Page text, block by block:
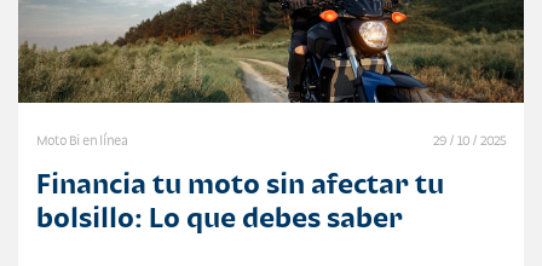
Moto Bi en línea 29 / 10 / 2025
Financia tu moto sin afectar tu
bolsillo: Lo que debes saber